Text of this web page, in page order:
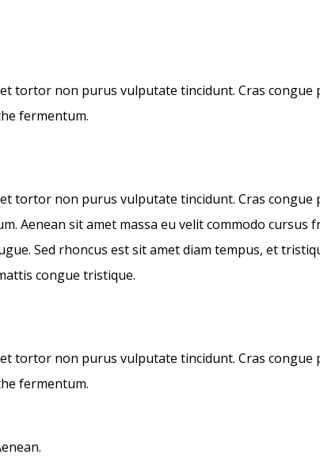
tortor non purus vulputate tincidunt. Cras congue
fermentum.
tortor non purus vulputate tincidunt. Cras congue
Aenean sit amet massa eu velit commodo cursus
Sed rhoncus est sit amet diam tempus, et
congue tristique.
tortor non purus vulputate tincidunt. Cras congue
fermentum.